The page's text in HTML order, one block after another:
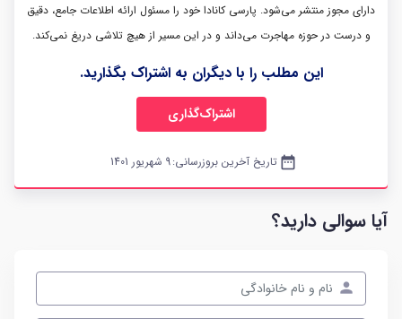
دارای مجوز منتشر می‌شود. پارسی کانادا خود را مسئول ارائه اطلاعات جامع، دقیق
و درست در حوزه مهاجرت می‌داند و در این مسیر از هیچ تلاشی دریغ نمی‌کند.
این مطلب را با دیگران به اشتراک بگذارید.
اشتراک‌گذاری
date_range تاریخ آخرین بروزرسانی:9 شهریور 1401
آیا سوالی دارید؟